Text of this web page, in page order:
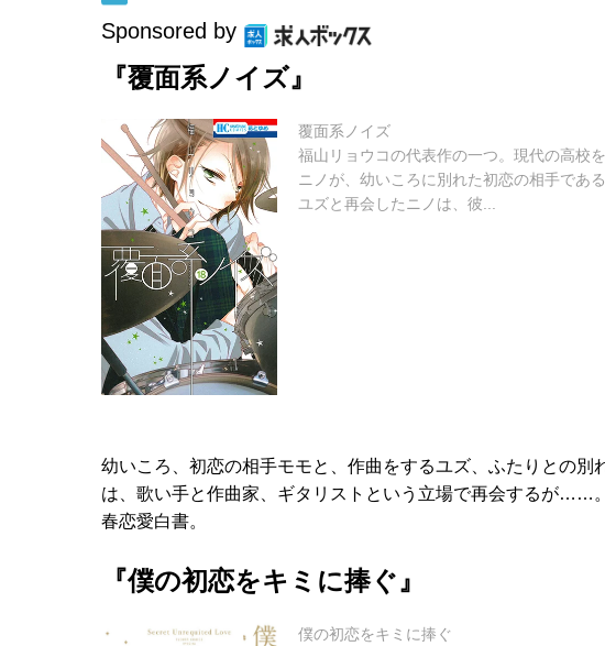
Sponsored by
『覆面系ノイズ』
覆面系ノイズ
福山リョウコの代表作の一つ。現代の高校
ニノが、幼いころに別れた初恋の相手であ
ユズと再会したニノは、彼...
幼いころ、初恋の相手モモと、作曲をするユズ、ふたりとの別
は、歌い手と作曲家、ギタリストという立場で再会するが……
春恋愛白書。
『僕の初恋をキミに捧ぐ』
僕の初恋をキミに捧ぐ